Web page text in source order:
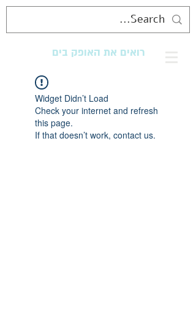
רואים את האופק בים
Widget Didn’t Load
Check your internet and refresh
this page.
If that doesn’t work, contact us.